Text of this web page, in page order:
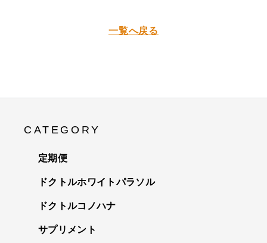
一覧へ戻る
CATEGORY
定期便
ドクトルホワイトパラソル
ドクトルコノハナ
サプリメント